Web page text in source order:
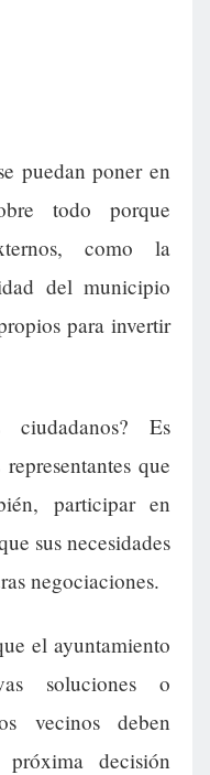
puedan poner en
todo porque
como la
del municipio
para invertir
Es
que
participar en
sus necesidades
negociaciones.
el ayuntamiento
soluciones o
vecinos deben
decisión